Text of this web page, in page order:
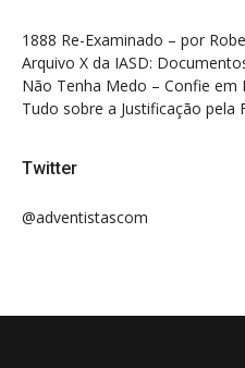
1888 Re-Examinado – por
Arquivo X da IASD:
Não Tenha Medo – Confie em
Tudo sobre a Justificação pela
Twitter
@adventistascom